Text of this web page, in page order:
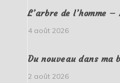
L’arbre de l’homme
4 août 2026
Du nouveau dans
2 août 2026